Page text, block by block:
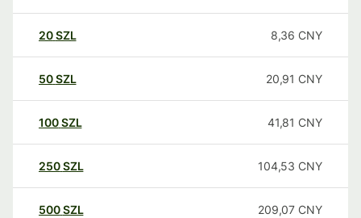
20SZL 8,36 CNY
50SZL 20,91 CNY
100SZL 41,81 CNY
250SZL 104,53 CNY
500SZL 209,07 CNY